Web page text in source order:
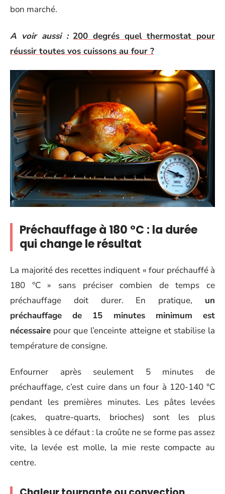
bon marché.
A voir aussi : 200 degrés quel thermostat pour
réussir toutes vos cuissons au four ?
Préchauffage à 180 °C : la durée
qui change le résultat
La majorité des recettes indiquent « four préchauffé à
180 °C » sans préciser combien de temps ce
préchauffage doit durer. En pratique, un
préchauffage de 15 minutes minimum est
nécessaire pour que l’enceinte atteigne et stabilise la
température de consigne.
Enfourner après seulement 5 minutes de
préchauffage, c’est cuire dans un four à 120-140 °C
pendant les premières minutes. Les pâtes levées
(cakes, quatre-quarts, brioches) sont les plus
sensibles à ce défaut : la croûte ne se forme pas assez
vite, la levée est molle, la mie reste compacte au
centre.